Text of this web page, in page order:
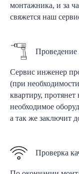
монтажника, и за
свяжется наш
Проведение
Сервис инженер
(при
квартиру, протянет
необходимое
а так же заключит
Проверка